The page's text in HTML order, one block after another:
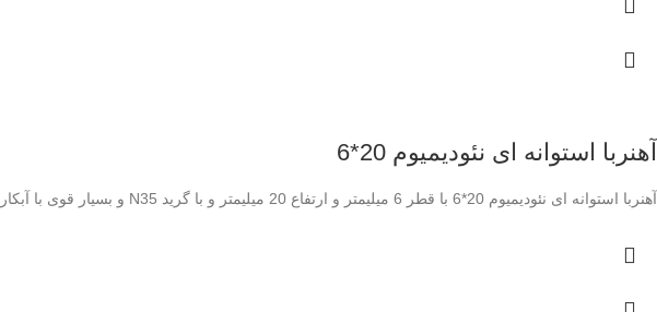
آهنربا استوانه ای نئودیمیوم 20*6
آهنربا استوانه ای نئودیمیوم 20*6 با قطر 6 میلیمتر و ارتفاع 20 میلیمتر و با گرید N35 و بسیار قوی با آبکاری نیکلف مورد استفاده در صنایع مختلف